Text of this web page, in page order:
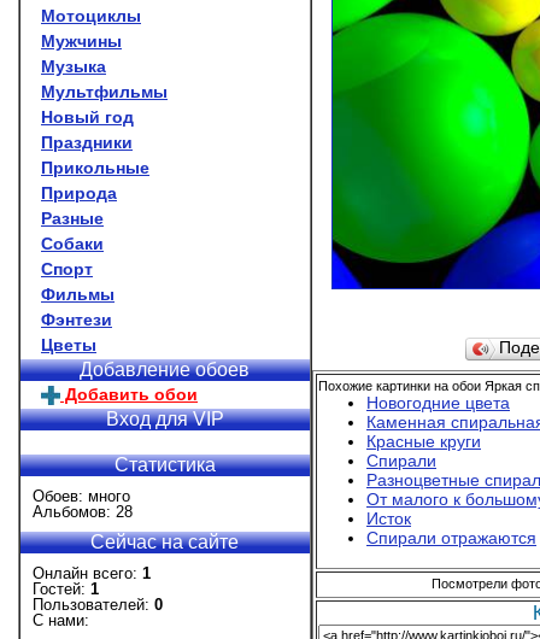
Мотоциклы
Мужчины
Музыка
Мультфильмы
Новый год
Праздники
Прикольные
Природа
Разные
Собаки
Спорт
Фильмы
Фэнтези
Цветы
Добавление обоев
Добавить обои
Вход для VIP
Статистика
Обоев: много
Альбомов: 28
Сейчас на сайте
Онлайн всего: 1
Гостей: 1
Пользователей: 0
С нами:
Похожие картинки на обои Яркая
Новогодние цвета
Каменная
Красные круги
Спирали
Разноцветные
От малого к
Исток
Спирали отражаются
Посмотрели